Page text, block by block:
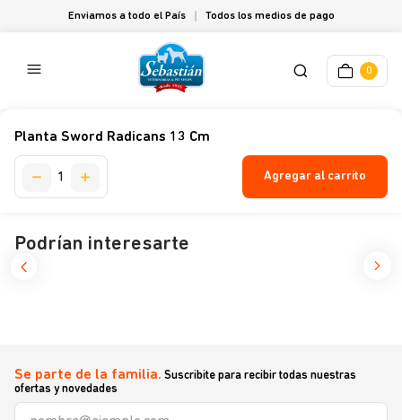
Enviamos a todo el País Todos los medios de pago
0
Planta Sword Radicans 13 Cm
Agregar al carrito
Podrían interesarte
Se parte de la familia. Suscribite para recibir todas nuestras
ofertas y novedades